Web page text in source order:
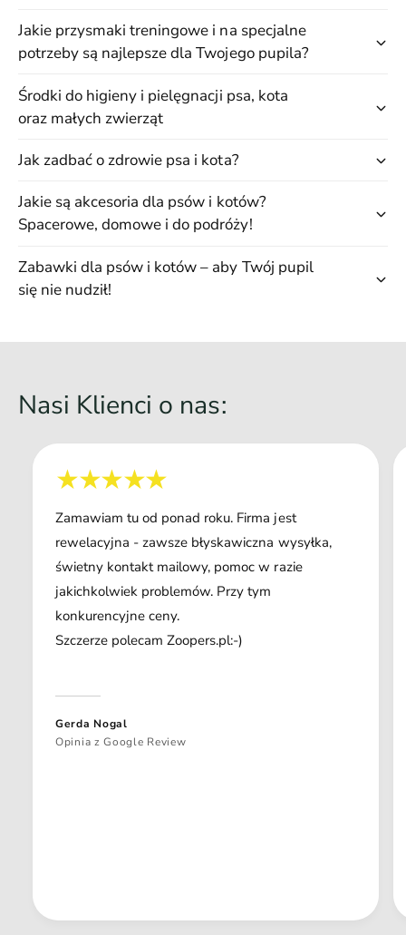
Jakie przysmaki treningowe i na specjalne
potrzeby są najlepsze dla Twojego pupila?
Środki do higieny i pielęgnacji psa, kota
oraz małych zwierząt
Jak zadbać o zdrowie psa i kota?
Jakie są akcesoria dla psów i kotów?
Spacerowe, domowe i do podróży!
Zabawki dla psów i kotów – aby Twój pupil
się nie nudził!
Nasi Klienci o nas:
Zamawiam tu od ponad roku. Firma jest
rewelacyjna - zawsze błyskawiczna wysyłka,
świetny kontakt mailowy, pomoc w razie
jakichkolwiek problemów. Przy tym
konkurencyjne ceny.
Szczerze polecam Zoopers.pl:-)
Gerda Nogal
Opinia z Google Review